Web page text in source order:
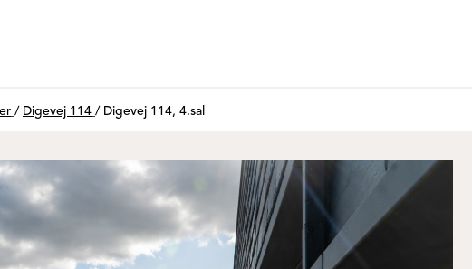
/ Digevej 114 / Digevej 114, 4.sal